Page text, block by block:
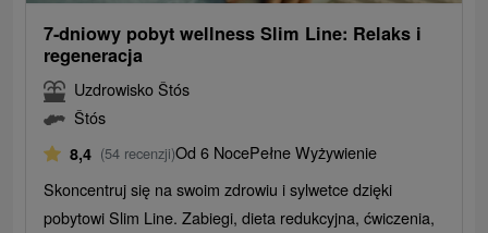
7-dniowy pobyt wellness Slim Line: Relaks i
regeneracja
Uzdrowisko Štós
Štós
8,4 (54 recenzji)Od 6 NocePełne Wyżywienie
Skoncentruj się na swoim zdrowiu i sylwetce dzięki
pobytowi Slim Line. Zabiegi, dieta redukcyjna, ćwiczenia,